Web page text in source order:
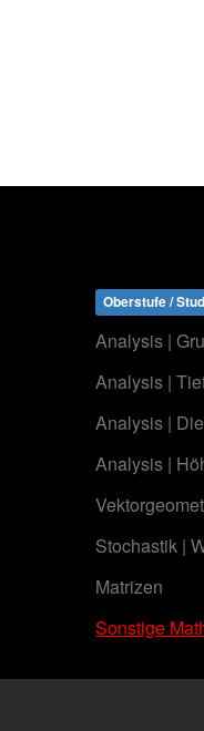
Oberstufe /
Analysis |
Analysis |
Analysis |
Analysis |
Stochastik |
Matrizen
Sonstige